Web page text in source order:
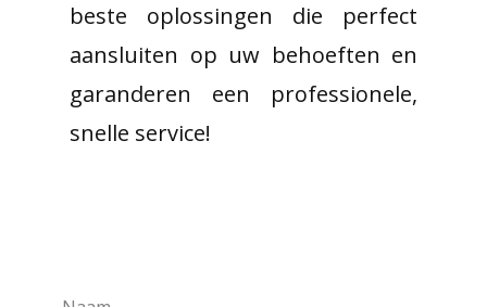
beste oplossingen die perfect
aansluiten op uw behoeften en
garanderen een professionele,
snelle service!